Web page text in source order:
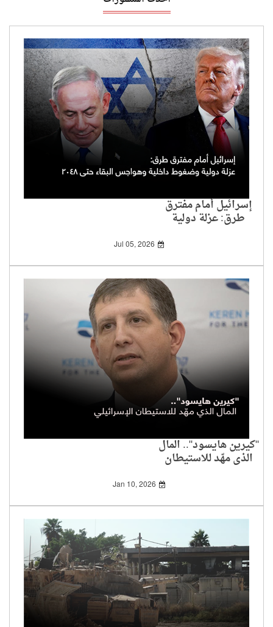
إسرائيل أمام مفترق
طرق: عزلة دولية
وضغوط داخلية
وهواجس البقاء حتى Jul 05, 2026
"كيرين هايسود".. المال
الذي مهّد للاستيطان
Jan 10, 2026